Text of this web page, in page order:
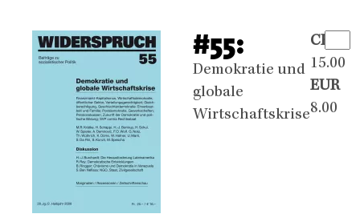
#55:
Demokratie und
globale
Wirtschaftskrise
CHF
15.00
EUR
8.00